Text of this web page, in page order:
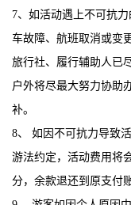
7、如活动遇上不可抗
车故障、航班取消或变
旅行社、履行辅助人已
户外将尽最大努力协助
补。
8、 如因不可抗力导致
游法约定，活动费用将
分，余款退还到原支付